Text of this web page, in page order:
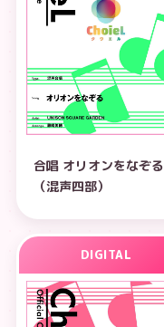
合唱 オリオンをなぞる
（混声四部）
DIGITAL